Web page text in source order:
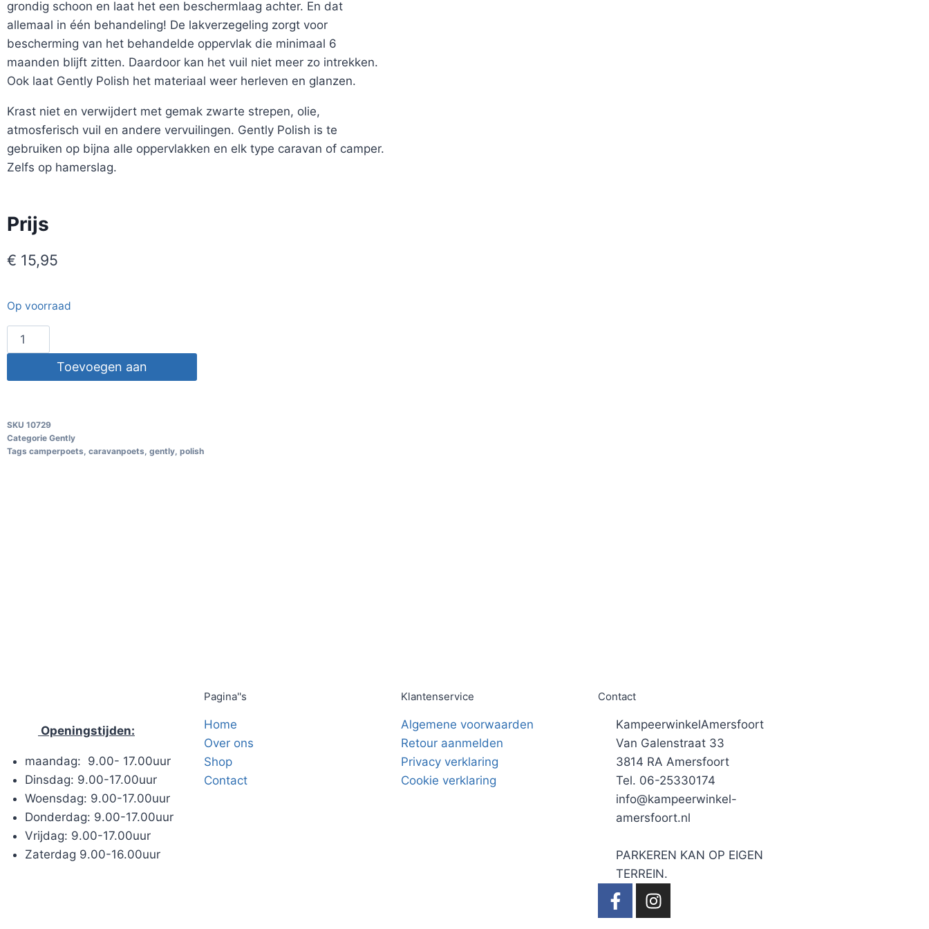
grondig schoon en laat het een beschermlaag achter. En dat
allemaal in één behandeling! De lakverzegeling zorgt voor
bescherming van het behandelde oppervlak die minimaal 6
maanden blijft zitten. Daardoor kan het vuil niet meer zo intrekken.
Ook laat Gently Polish het materiaal weer herleven en glanzen.
Krast niet en verwijdert met gemak zwarte strepen, olie,
atmosferisch vuil en andere vervuilingen. Gently Polish is te
gebruiken op bijna alle oppervlakken en elk type caravan of camper.
Zelfs op hamerslag.
Prijs
€ 15,95
Op voorraad
Toevoegen aan
SKU 10729
Categorie Gently
Tags camperpoets caravanpoets gently polish
Openingstijden:
maandag: 9.00- 17.00uur
Dinsdag: 9.00-17.00uur
Woensdag: 9.00-17.00uur
Donderdag: 9.00-17.00uur
Vrijdag: 9.00-17.00uur
Zaterdag 9.00-16.00uur
Pagina''s
Home
Over ons
Shop
Contact
Klantenservice
Algemene voorwaarden
Retour aanmelden
Privacy verklaring
Cookie verklaring
Contact
KampeerwinkelAmersfoort
Van Galenstraat 33
3814 RA Amersfoort
Tel. 06-25330174
info@kampeerwinkel-
amersfoort.nl
PARKEREN KAN OP EIGEN
TERREIN.